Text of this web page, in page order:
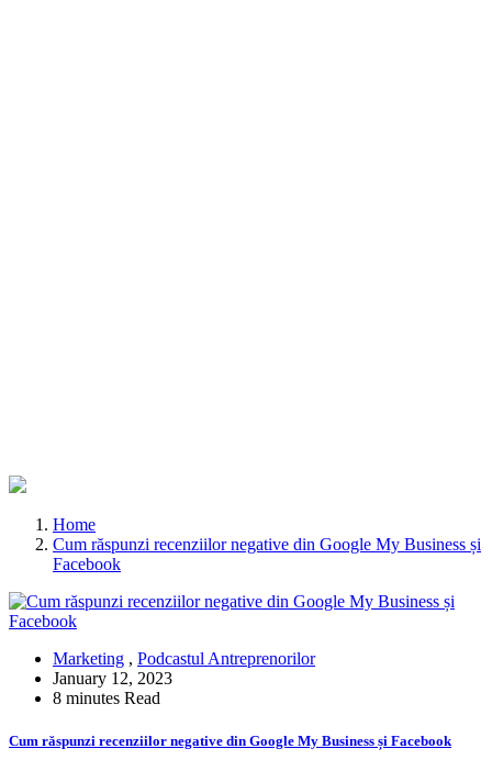
Home
Cum răspunzi recenziilor negative din Google My Business și
Facebook
Marketing , Podcastul Antreprenorilor
January 12, 2023
8 minutes Read
Cum răspunzi recenziilor negative din Google My Business și Facebook